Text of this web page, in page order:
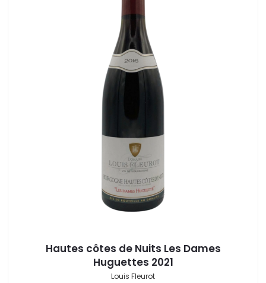
Hautes côtes de Nuits Les Dames
Huguettes 2021
Louis Fleurot